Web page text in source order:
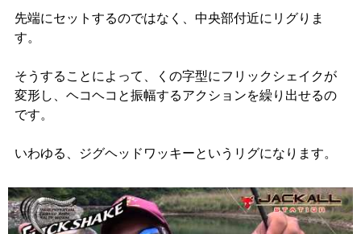
先端にセットするのではなく、中央部付近にリグりま
す。
そうすることによって、くの字型にフリックシェイクが
変形し、ヘコヘコと振幅するアクションを繰り出せるの
です。
いわゆる、ジグヘッドワッキーというリグになります。